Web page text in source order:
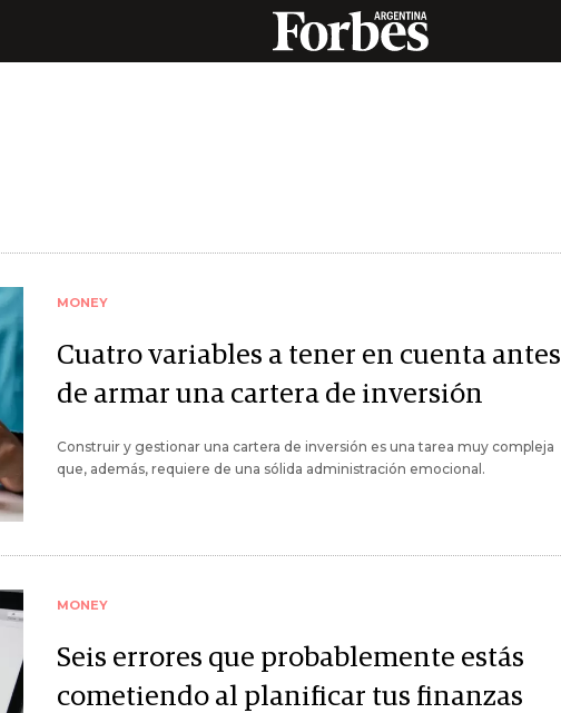
MONEY
Cuatro variables a tener en cuenta antes
de armar una cartera de inversión
Construir y gestionar una cartera de inversión es una tarea muy compleja
que, además, requiere de una sólida administración emocional.
MONEY
Seis errores que probablemente estás
cometiendo al planificar tus finanzas